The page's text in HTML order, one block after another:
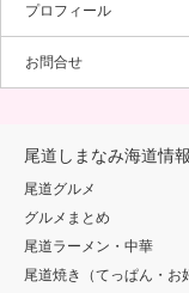
プロフィール
お問合せ
尾道しまなみ海道情報
尾道グルメ
グルメまとめ
尾道ラーメン・中華
尾道焼き（てっぱん・お